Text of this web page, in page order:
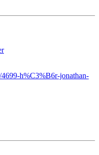
h%C3%B6r-jonathan-